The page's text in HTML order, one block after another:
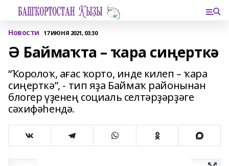
Новости 17 ИЮНЯ 2021, 03:30
Ә Баймаҡта – ҡара сиңерткә
“Ҡоролоҡ, ағас ҡорто, инде килеп – ҡара
сиңерткә”, - тип яҙа Баймаҡ районынан
блогер үҙенең социаль селтәрҙәрҙәге
сәхифәһендә.